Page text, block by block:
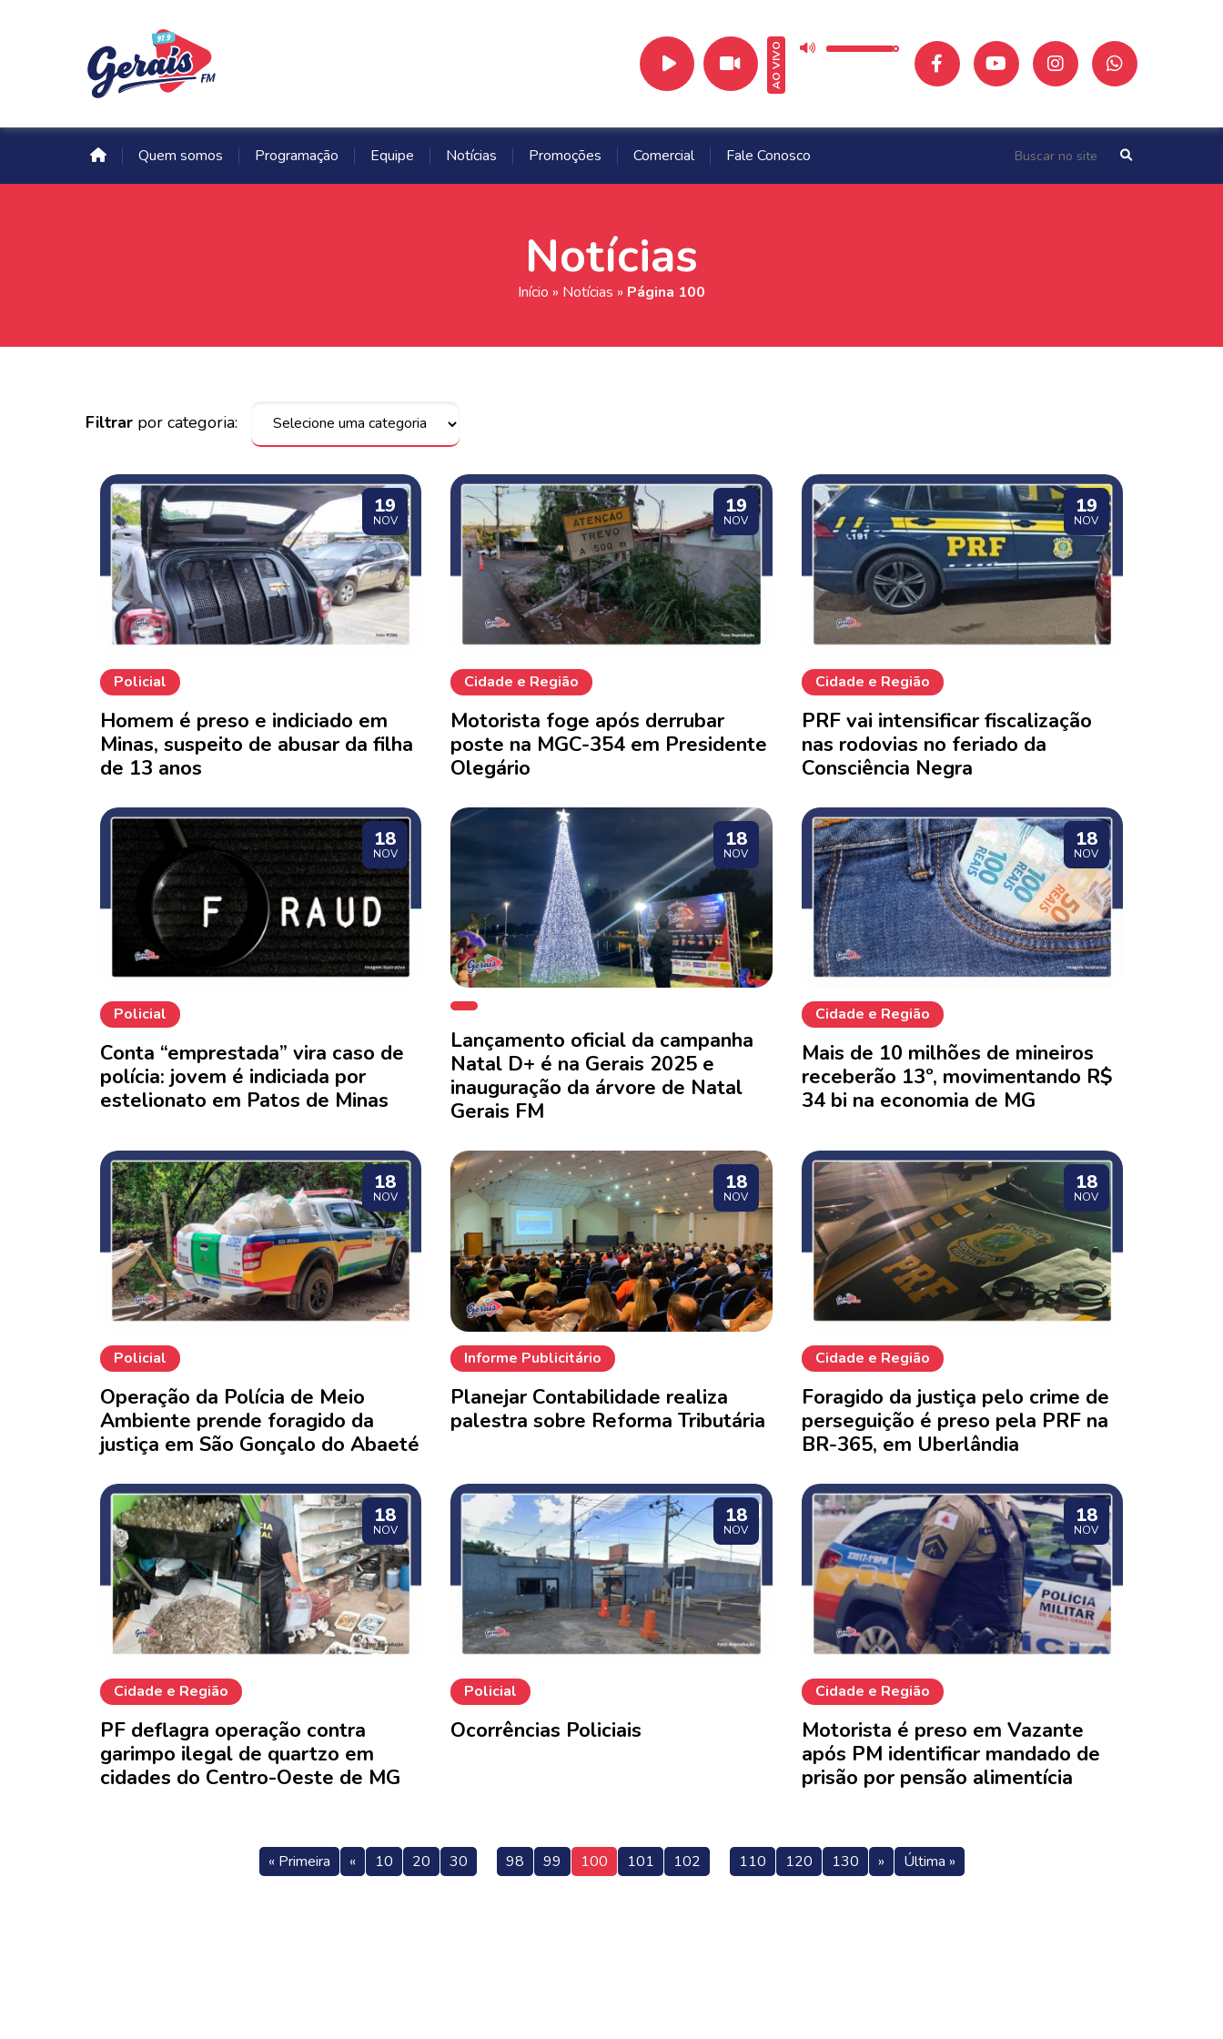
AO VIVO
Quem somos Programação Equipe Notícias Promoções Comercial Fale Conosco
Notícias
Início » Notícias » Página 100
Filtrar por categoria:
19
NOV
Policial
Homem é preso e indiciado em
Minas, suspeito de abusar da filha
de 13 anos
19
NOV
Cidade e Região
Motorista foge após derrubar
poste na MGC-354 em Presidente
Olegário
19
NOV
Cidade e Região
PRF vai intensificar fiscalização
nas rodovias no feriado da
Consciência Negra
18
NOV
Policial
Conta “emprestada” vira caso de
polícia: jovem é indiciada por
estelionato em Patos de Minas
18
NOV
Lançamento oficial da campanha
Natal D+ é na Gerais 2025 e
inauguração da árvore de Natal
Gerais FM
18
NOV
Cidade e Região
Mais de 10 milhões de mineiros
receberão 13º, movimentando R$
34 bi na economia de MG
18
NOV
Policial
Operação da Polícia de Meio
Ambiente prende foragido da
justiça em São Gonçalo do Abaeté
18
NOV
Informe Publicitário
Planejar Contabilidade realiza
palestra sobre Reforma Tributária
18
NOV
Cidade e Região
Foragido da justiça pelo crime de
perseguição é preso pela PRF na
BR-365, em Uberlândia
18
NOV
Cidade e Região
PF deflagra operação contra
garimpo ilegal de quartzo em
cidades do Centro-Oeste de MG
18
NOV
Policial
Ocorrências Policiais
18
NOV
Cidade e Região
Motorista é preso em Vazante
após PM identificar mandado de
prisão por pensão alimentícia
« Primeira « 10 20 30 98 99 100 101 102 110 120 130 » Última »